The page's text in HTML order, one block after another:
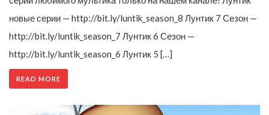
новые серии — http://bit.ly/luntik_season_8 Лунтик 7 Сезон —
http://bit.ly/luntik_season_7 Лунтик 6 Сезон —
http://bit.ly/luntik_season_6 Лунтик 5 […]
READ MORE